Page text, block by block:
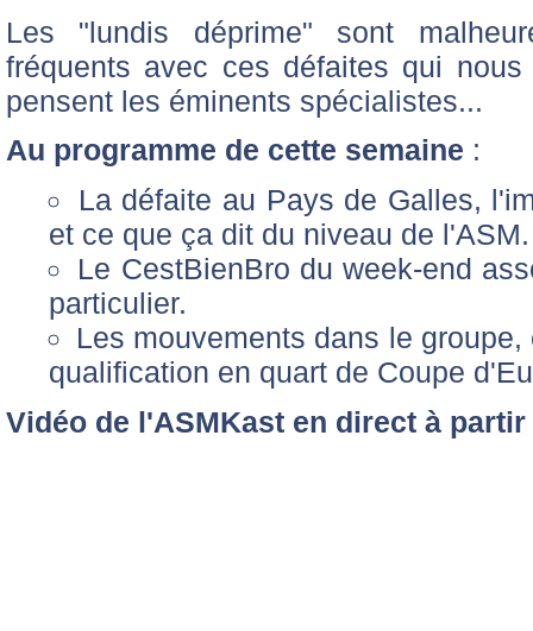
Les "lundis déprime" sont
fréquents avec ces défaites qui
pensent les éminents spécialistes...
Au programme de cette semaine :
La défaite au Pays de Galles,
et ce que ça dit du niveau de l'ASM.
Le CestBienBro du week-end
particulier.
Les mouvements dans le
qualification en quart de Coupe
Vidéo de l'ASMKast en direct à partir